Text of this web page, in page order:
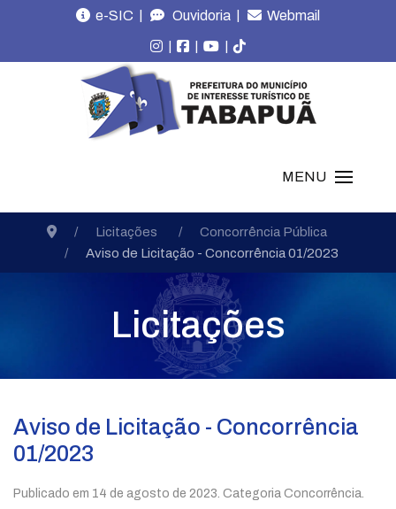
e-SIC | Ouvidoria | Webmail
| | |
MENU
Licitações
Concorrência Pública
Aviso de Licitação - Concorrência 01/2023
Licitações
Aviso de Licitação - Concorrência
01/2023
Publicado em 14 de agosto de 2023 . Categoria Concorrência.